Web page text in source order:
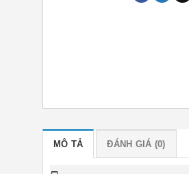
MÔ TẢ ĐÁNH GIÁ (0)